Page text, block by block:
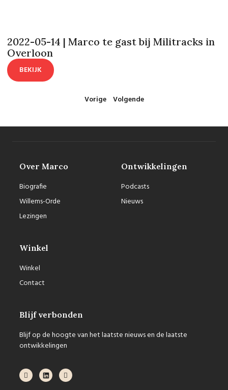
2022-05-14 | Marco te gast bij Militracks in
Overloon
BEKIJK
Vorige Volgende
Over Marco
Biografie
Willems-Orde
Lezingen
Ontwikkelingen
Podcasts
Nieuws
Winkel
Winkel
Contact
Blijf verbonden
Blijf op de hoogte van het laatste nieuws en de laatste
ontwikkelingen